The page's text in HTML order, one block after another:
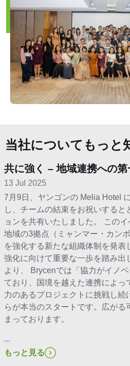
当社についてもっと
共に強く – 地域連携への第
13 Jul 2025
7月9日、ヤンゴンの Melia Hotel
し、チームの結束をお祝いすると
ョンを共有いたしました。 この
地域の3拠点（ミャンマー・カン
を強化する新たな組織体制を発
強化に向けて重要な一歩を踏み出
より、 Brycenでは「協力がイノ
ており、国境を越えた連携によっ
力のあるプロジェクトに挑戦し続
らが本当のスタートです。広がる
まっております。
...
もっと見る